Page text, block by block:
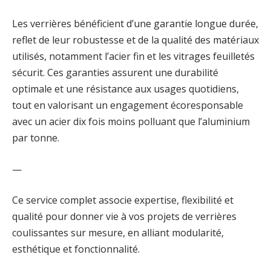
Les verrières bénéficient d’une garantie longue durée,
reflet de leur robustesse et de la qualité des matériaux
utilisés, notamment l’acier fin et les vitrages feuilletés
sécurit. Ces garanties assurent une durabilité
optimale et une résistance aux usages quotidiens,
tout en valorisant un engagement écoresponsable
avec un acier dix fois moins polluant que l’aluminium
par tonne.
—
Ce service complet associe expertise, flexibilité et
qualité pour donner vie à vos projets de verrières
coulissantes sur mesure, en alliant modularité,
esthétique et fonctionnalité.